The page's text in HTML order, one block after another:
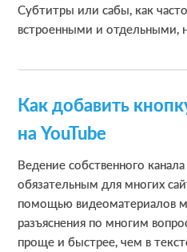
Субтитры или сабы, как
встроенными и отдельными,
Как добавить
на YouTube
Ведение собственного канала
обязательным для многих
помощью видеоматериалов
разъяснения по многим
проще и быстрее, чем в